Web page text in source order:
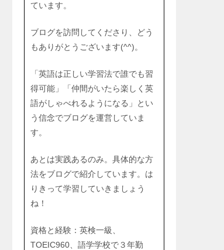
ています。
ブログを訪問してくださり、どう
もありがとうございます(^^)。
「英語は正しい学習法で誰でも習
得可能」「仲間がいたら楽しく英
語がしゃべれるようになる」とい
う信念でブログを運営していま
す。
あとは実践あるのみ。具体的な方
法をブログで紹介しています。は
りきって学習していきましょう
ね！
資格と経験：英検一級、
TOEIC960、語学学校で３年勤